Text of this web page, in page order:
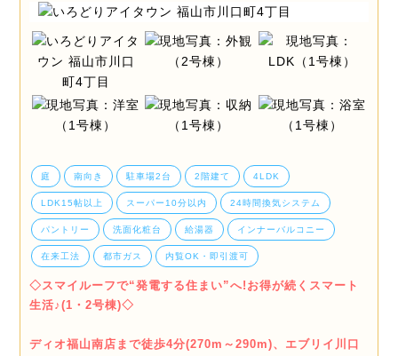
庭 南向き 駐車場2台 2階建て 4LDK
LDK15帖以上 スーパー10分以内 24時間換気システム
パントリー 洗面化粧台 給湯器 インナーバルコニー
在来工法 都市ガス 内覧OK・即引渡可
◇スマイルーフで“発電する住まい”へ!お得が続くスマート
生活♪(1・2号棟)◇
ディオ福山南店まで徒歩4分(270m～290m)、エブリイ川口